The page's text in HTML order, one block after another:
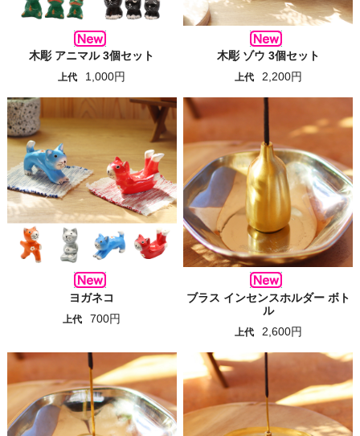
木彫 アニマル 3個セット
上代 1,000円
木彫 ゾウ 3個セット
上代 2,200円
ヨガネコ
上代 700円
ブラス インセンスホルダー ボト
ル
上代 2,600円